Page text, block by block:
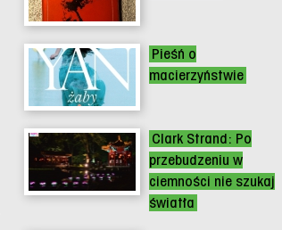
Pieśń o
macierzyństwie
Clark Strand: Po
przebudzeniu w
ciemności nie szukaj
światła